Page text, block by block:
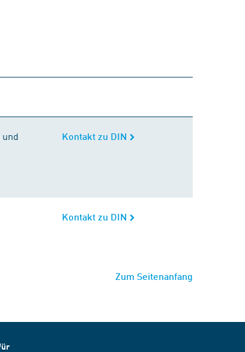
Kontakt zu DIN
Kontakt zu DIN
Zum Seitenanfang